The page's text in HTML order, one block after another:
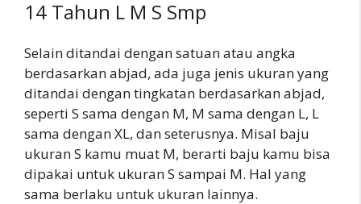
14 Tahun L M S Smp
Selain ditandai dengan satuan atau angka
berdasarkan abjad, ada juga jenis ukuran yang
ditandai dengan tingkatan berdasarkan abjad,
seperti S sama dengan M, M sama dengan L, L
sama dengan XL, dan seterusnya. Misal baju
ukuran S kamu muat M, berarti baju kamu bisa
dipakai untuk ukuran S sampai M. Hal yang
sama berlaku untuk ukuran lainnya.